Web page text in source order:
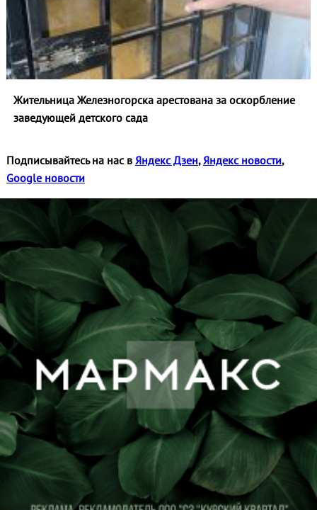
Жительница Железногорска арестована за оскорбление
заведующей детского сада
Подписывайтесь на нас в Яндекс Дзен, Яндекс новости,
Google новости